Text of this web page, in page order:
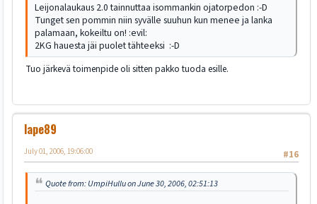
Leijonalaukaus 2.0 tainnuttaa isommankin ojatorpedon :-D
Tunget sen pommin niin syvälle suuhun kun menee ja lanka
palamaan, kokeiltu on! :evil:
2KG hauesta jäi puolet tähteeksi :-D
Tuo järkevä toimenpide oli sitten pakko tuoda esille.
lape89
#16
July 01, 2006, 19:06:00
Quote from: UmpiHullu on June 30, 2006, 02:51:13